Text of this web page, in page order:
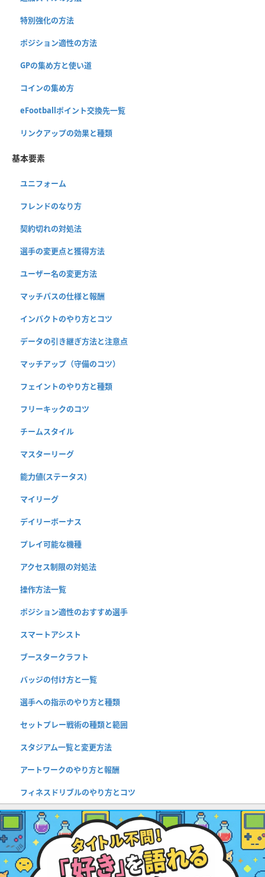
特別強化の方法
ポジション適性の方法
GPの集め方と使い道
コインの集め方
eFootballポイント交換先一覧
リンクアップの効果と種類
基本要素
ユニフォーム
フレンドのなり方
契約切れの対処法
選手の変更点と獲得方法
ユーザー名の変更方法
マッチパスの仕様と報酬
インパクトのやり方とコツ
データの引き継ぎ方法と注意点
マッチアップ（守備のコツ）
フェイントのやり方と種類
フリーキックのコツ
チームスタイル
マスターリーグ
能力値(ステータス)
マイリーグ
デイリーボーナス
プレイ可能な機種
アクセス制限の対処法
操作方法一覧
ポジション適性のおすすめ選手
スマートアシスト
ブースタークラフト
バッジの付け方と一覧
選手への指示のやり方と種類
セットプレー戦術の種類と範囲
スタジアム一覧と変更方法
アートワークのやり方と報酬
フィネスドリブルのやり方とコツ